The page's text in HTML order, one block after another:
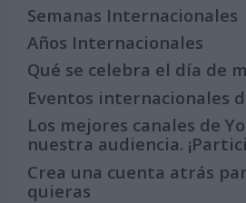
Semanas Internacionales
Años Internacionales
Qué se celebra el día de
Eventos internacionales
Los mejores canales de
nuestra audiencia.
Crea una cuenta atrás
quieras